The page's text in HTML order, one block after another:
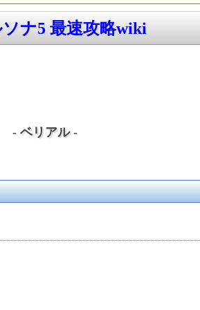
ナ5 最速攻略wiki
- ベリアル -